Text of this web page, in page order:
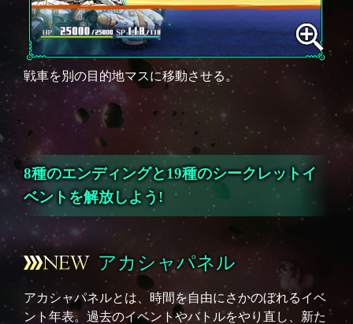
戦車を別の目的地マスに移動させる。
8種のエンディングと19種のシークレットイ
ベントを解放しよう!
アカシャパネル
アカシャパネルとは、時間を自由にさかのぼれるイベ
ント年表。過去のイベントやバトルをやり直し、新た